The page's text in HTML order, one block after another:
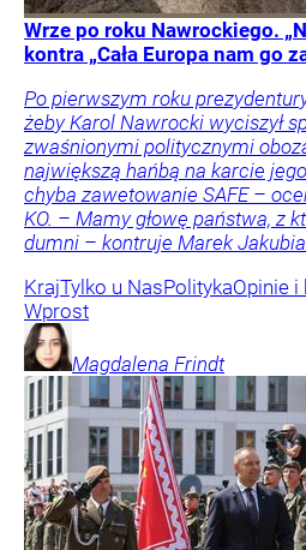
Wrze po roku Nawrockiego.
kontra „Cała Europa nam go
Po pierwszym roku
żeby Karol Nawrocki wyciszył
zwaśnionymi politycznymi
największą hańbą na karcie
chyba zawetowanie SAFE –
KO. – Mamy głowę państwa, z
dumni – kontruje Marek
KrajTylko u NasPolitykaOpinie
Wprost
Magdalena Frindt